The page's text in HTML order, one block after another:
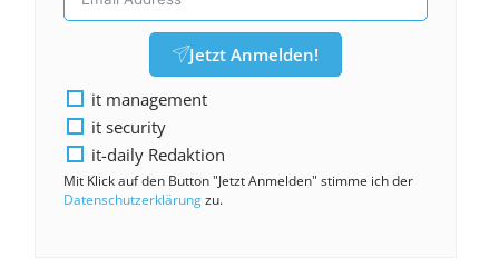
Jetzt Anmelden!
it management
it security
it-daily Redaktion
Mit Klick auf den Button "Jetzt Anmelden" stimme ich der
Datenschutzerklärungzu.